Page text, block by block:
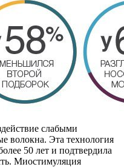
слабыми
волокна. Эта технология
50 лет и подтвердила
Миостимуляция